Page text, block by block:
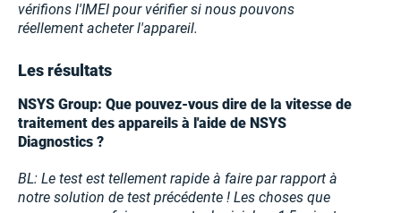
vérifions l'IMEI pour vérifier si nous pouvons
réellement acheter l'appareil.
Les résultats
NSYS Group: Que pouvez-vous dire de la vitesse de
traitement des appareils à l'aide de NSYS
Diagnostics ?
BL: Le test est tellement rapide à faire par rapport à
notre solution de test précédente ! Les choses que